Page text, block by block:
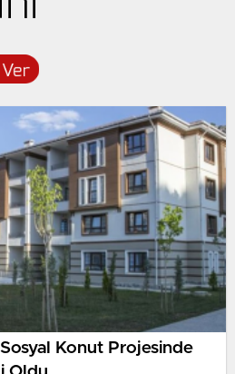
Konut Projesinde